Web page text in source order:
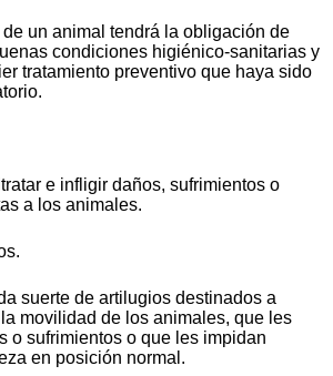
un animal tendrá la obligación de
condiciones higiénico-sanitarias y
tratamiento preventivo que haya sido
e infligir daños, sufrimientos o
a los animales.
suerte de artilugios destinados a
movilidad de los animales, que les
o sufrimientos o que les impidan
en posición normal.